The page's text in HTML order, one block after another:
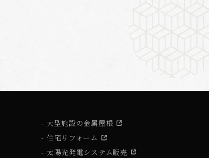
大型施設の金属屋根
住宅リフォーム
太陽光発電システム販売